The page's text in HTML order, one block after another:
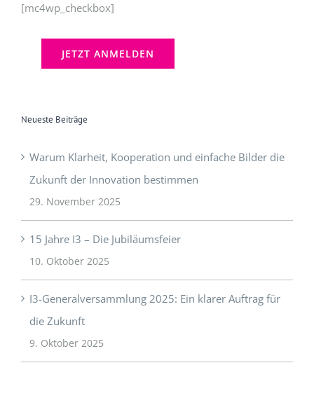
[mc4wp_checkbox]
Neueste Beiträge
Warum Klarheit, Kooperation und einfache Bilder die
Zukunft der Innovation bestimmen
29. November 2025
15 Jahre I3 – Die Jubiläumsfeier
10. Oktober 2025
I3-Generalversammlung 2025: Ein klarer Auftrag für
die Zukunft
9. Oktober 2025